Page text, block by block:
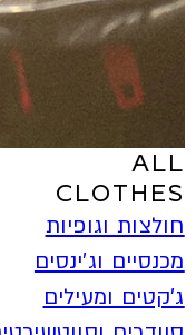
ALL
CLOTHES
חולצות וגופיות
מכנסיים וג'ינסים
ג'קטים ומעילים